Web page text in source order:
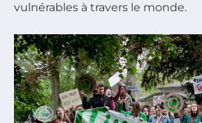
vulnérables à travers le monde.